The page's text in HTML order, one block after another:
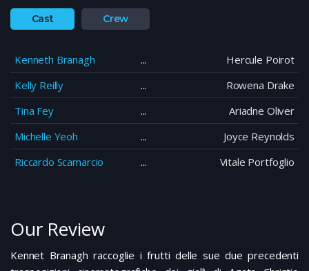
Cast Crew
Kenneth Branagh
Hercule Poirot
Kelly Reilly
Rowena Drake
Tina Fey
Ariadne Oliver
Michelle Yeoh
Joyce Reynolds
Riccardo Scamarcio
Vitale Portfoglio
Our Review
Kennet Branagh raccoglie i frutti delle sue due precedenti